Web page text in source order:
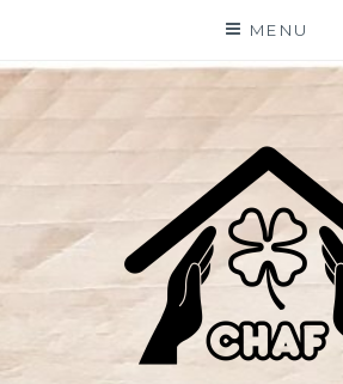
content
MENU